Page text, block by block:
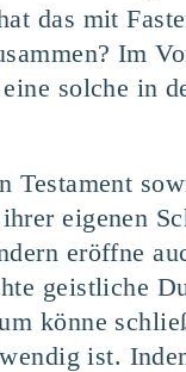
das mit
Im
solche in
eigenen
eröffne
geistliche
könne
ist.